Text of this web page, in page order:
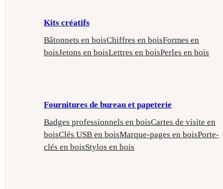
Kits créatifs
Bâtonnets en boisChiffres en boisFormes en
boisJetons en boisLettres en boisPerles en bois
Fournitures de bureau et papeterie
Badges professionnels en boisCartes de visite en
boisClés USB en boisMarque-pages en boisPorte-
clés en boisStylos en bois